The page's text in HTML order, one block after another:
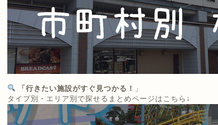
「行きたい施設がすぐ見つかる！
」
タイプ別・エリア別で探せるまとめページはこちら↓